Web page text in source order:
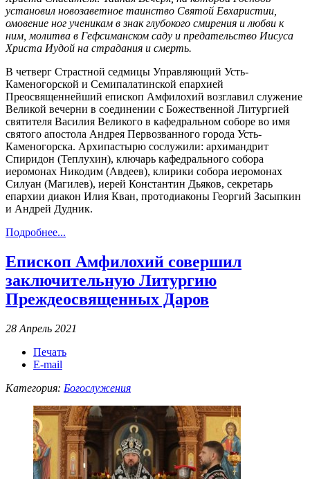
установил новозаветное таинство Святой Евхаристии,
омовение ног ученикам в знак глубокого смирения и любви к
ним, молитва в Гефсиманском саду и предательство Иисуса
Христа Иудой на страдания и смерть.
В четверг Страстной седмицы Управляющий Усть-
Каменогорской и Семипалатинской епархией
Преосвященнейший епископ Амфилохий возглавил служение
Великой вечерни в соединении с Божественной Литургией
святителя Василия Великого в кафедральном соборе во имя
святого апостола Андрея Первозванного города Усть-
Каменогорска. Архипастырю сослужили: архимандрит
Спиридон (Теплухин), ключарь кафедрального собора
иеромонах Никодим (Авдеев), клирики собора иеромонах
Силуан (Магилев), иерей Константин Дьяков, секретарь
епархии диакон Илия Кван, протодиаконы Георгий Засыпкин
и Андрей Дудник.
Подробнее...
Епископ Амфилохий совершил
заключительную Литургию
Преждеосвященных Даров
28 Апрель 2021
Печать
E-mail
Категория: Богослужения